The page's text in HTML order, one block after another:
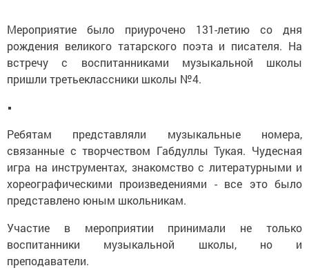
Мероприятие было приурочено 131-летию со дня
рождения великого татарского поэта и писателя. На
встречу с воспитанниками музыкальной школы
пришли третьеклассники школы №4.
Ребятам представляли музыкальные номера,
связанные с творчеством Габдуллы Тукая. Чудесная
игра на инструментах, знакомство с литературными и
хореографическими произведениями - все это было
представлено юным школьникам.
Участие в мероприятии принимали не только
воспитанники музыкальной школы, но и
преподаватели.